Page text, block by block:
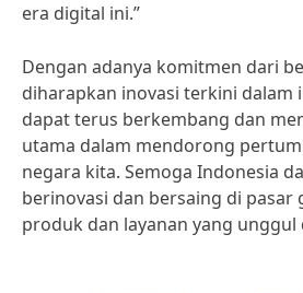
era digital ini.”
Dengan adanya komitmen dari
diharapkan inovasi terkini dalam
dapat terus berkembang dan
utama dalam mendorong
negara kita. Semoga Indonesia
berinovasi dan bersaing di pasar
produk dan layanan yang unggul